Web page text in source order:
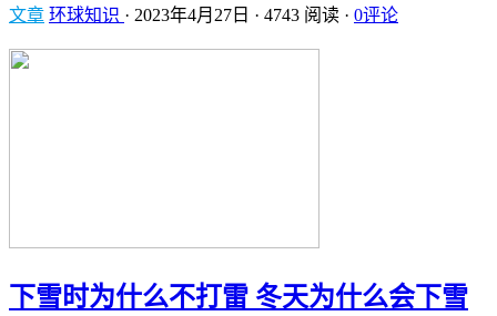
文章 环球知识 · 2023年4月27日 · 4743 阅读 · 0评论
下雪时为什么不打雷 冬天为什么会下雪